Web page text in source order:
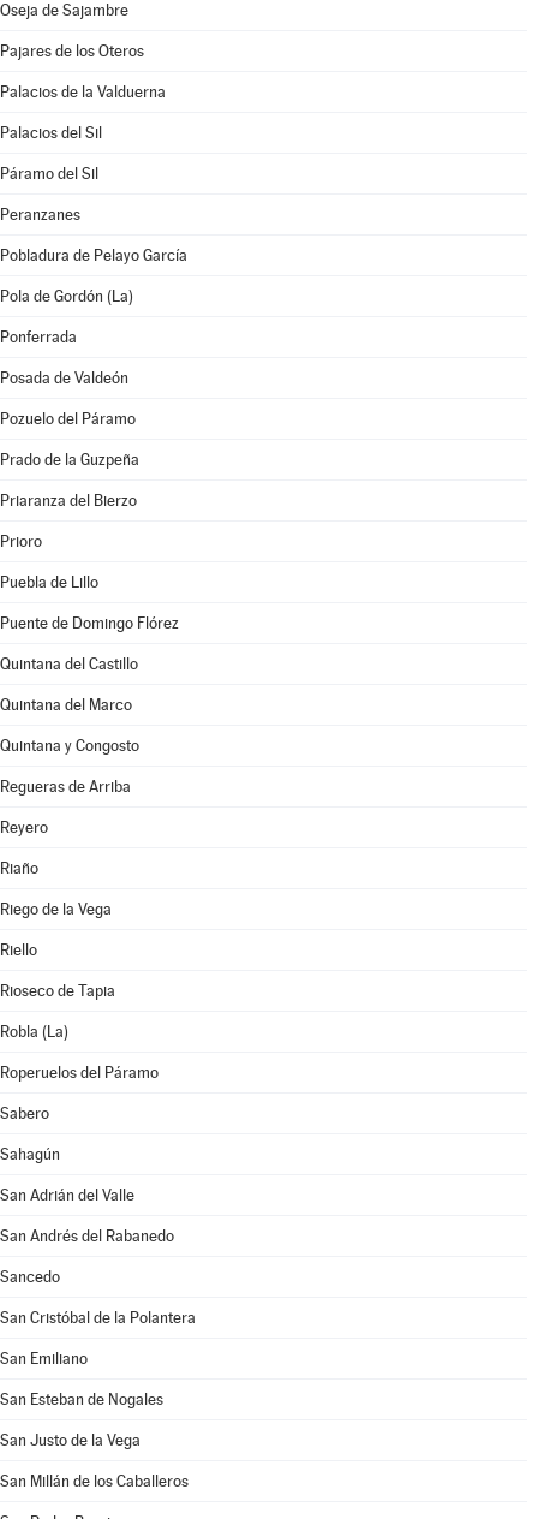
Oseja de Sajambre
Pajares de los Oteros
Palacios de la Valduerna
Palacios del Sil
Páramo del Sil
Peranzanes
Pobladura de Pelayo García
Pola de Gordón (La)
Ponferrada
Posada de Valdeón
Pozuelo del Páramo
Prado de la Guzpeña
Priaranza del Bierzo
Prioro
Puebla de Lillo
Puente de Domingo Flórez
Quintana del Castillo
Quintana del Marco
Quintana y Congosto
Regueras de Arriba
Reyero
Riaño
Riego de la Vega
Riello
Rioseco de Tapia
Robla (La)
Roperuelos del Páramo
Sabero
Sahagún
San Adrián del Valle
San Andrés del Rabanedo
Sancedo
San Cristóbal de la Polantera
San Emiliano
San Esteban de Nogales
San Justo de la Vega
San Millán de los Caballeros